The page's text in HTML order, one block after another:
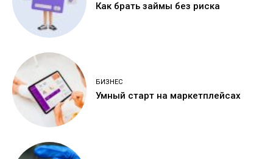
Как брать займы без риска
БИЗНЕС
Умный старт на маркетплейсах